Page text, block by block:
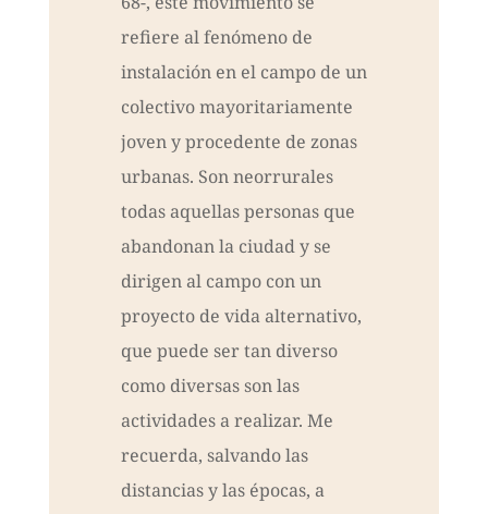
refiere al fenómeno de
instalación en el campo de un
colectivo mayoritariamente
joven y procedente de zonas
urbanas. Son neorrurales
todas aquellas personas que
abandonan la ciudad y se
dirigen al campo con un
proyecto de vida alternativo,
que puede ser tan diverso
como diversas son las
actividades a realizar. Me
recuerda, salvando las
distancias y las épocas, a